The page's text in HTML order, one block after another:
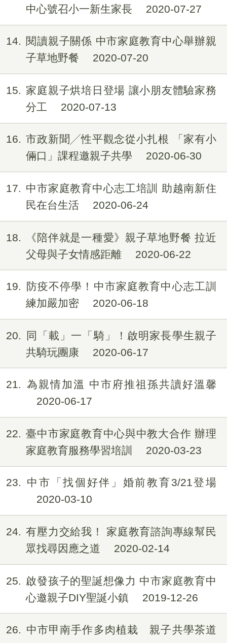
中心號召小一新生家長
2020-07-27
14
閱讀親子關係 中市家庭教育中心舉辦親
子草地野餐
2020-07-20
15
家庭親子烘培日登場 讓小朋友體驗家務
分工
2020-07-13
16
市政新聞╱性平觀念從小扎根 「家有小
倆口」課程邀親子共學
2020-06-30
17
中市家庭教育中心志工培訓 助越南新住
民在台生活
2020-06-24
18
《陪伴就是一種愛》親子草地野餐 拉近
父母與子女情感距離
2020-06-22
19
防疫不停學！中市家庭教育中心志工訓
練加嚴加密
2020-06-18
20
同「載」一「騎」！啟明家長學生親子
共騎玩團康
2020-06-17
21
為親情加溫 中市府推祖孫共讀好溫馨
2020-06-17
22
臺中市家庭教育中心與中教大合作 辦理
家庭教育服務學習培訓
2020-03-23
23
中市「找個好伴」婚前教育3/21登場
2020-03-10
24
有壓力交給我！ 家庭教育諮詢專線幫民
眾找尋因應之道
2020-02-14
25
啟發孩子的聖誕想像力 中市家庭教育中
心邀親子DIY聖誕小鎮
2019-12-26
26
中市甲南手作多肉植栽 親子共學茶道